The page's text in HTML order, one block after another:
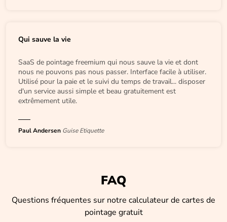
Qui sauve la vie
SaaS de pointage freemium qui nous sauve la vie et dont
nous ne pouvons pas nous passer. Interface facile à utiliser.
Utilisé pour la paie et le suivi du temps de travail... disposer
d'un service aussi simple et beau gratuitement est
extrêmement utile.
Paul Andersen Guise Etiquette
FAQ
Questions fréquentes sur notre calculateur de cartes de
pointage gratuit